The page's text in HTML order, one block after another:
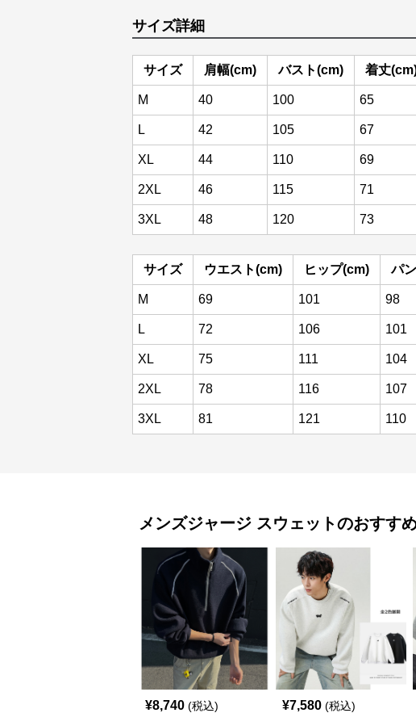
サイズ詳細
サイズ 肩幅(cm) バスト(cm) 着丈
M 40 100 65
L 42 105 67
XL 44 110 69
2XL 46 115 71
3XL 48 120 73
サイズ ウエスト(cm) ヒップ(cm) パ
M 69 101 98
L 72 106 101
XL 75 111 104
2XL 78 116 107
3XL 81 121 110
メンズジャージ スウェットのおすす
¥8,740 (税込) ¥7,580 (税込)